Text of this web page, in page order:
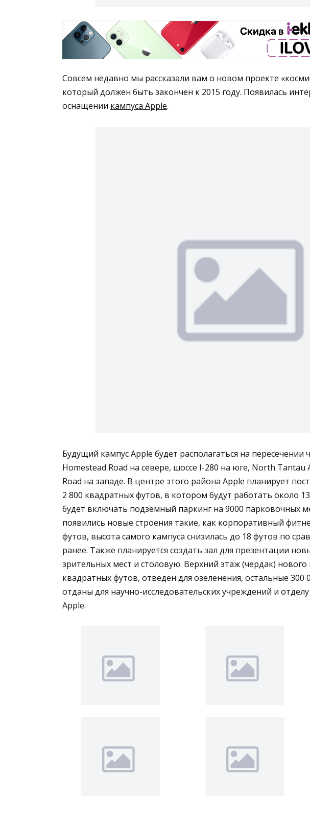
Совсем недавно мы рассказали вам о новом проекте
который должен быть закончен к 2015 году. Появилась
оснащении кампуса Apple.
Будущий кампус Apple будет располагаться на пересечении
Homestead Road на севере, шоссе I-280 на юге, North Tantau
Road на западе. В центре этого района Apple планирует
2 800 квадратных футов, в котором будут работать около
будет включать подземный паркинг на 9000 парковочных
появились новые строения такие, как корпоративный
футов, высота самого кампуса снизилась до 18 футов по
ранее. Также планируется создать зал для презентации
зрительных мест и столовую. Верхний этаж (чердак) нового
квадратных футов, отведен для озеленения, остальные 300
отданы для научно-исследовательских учреждений и
Apple.